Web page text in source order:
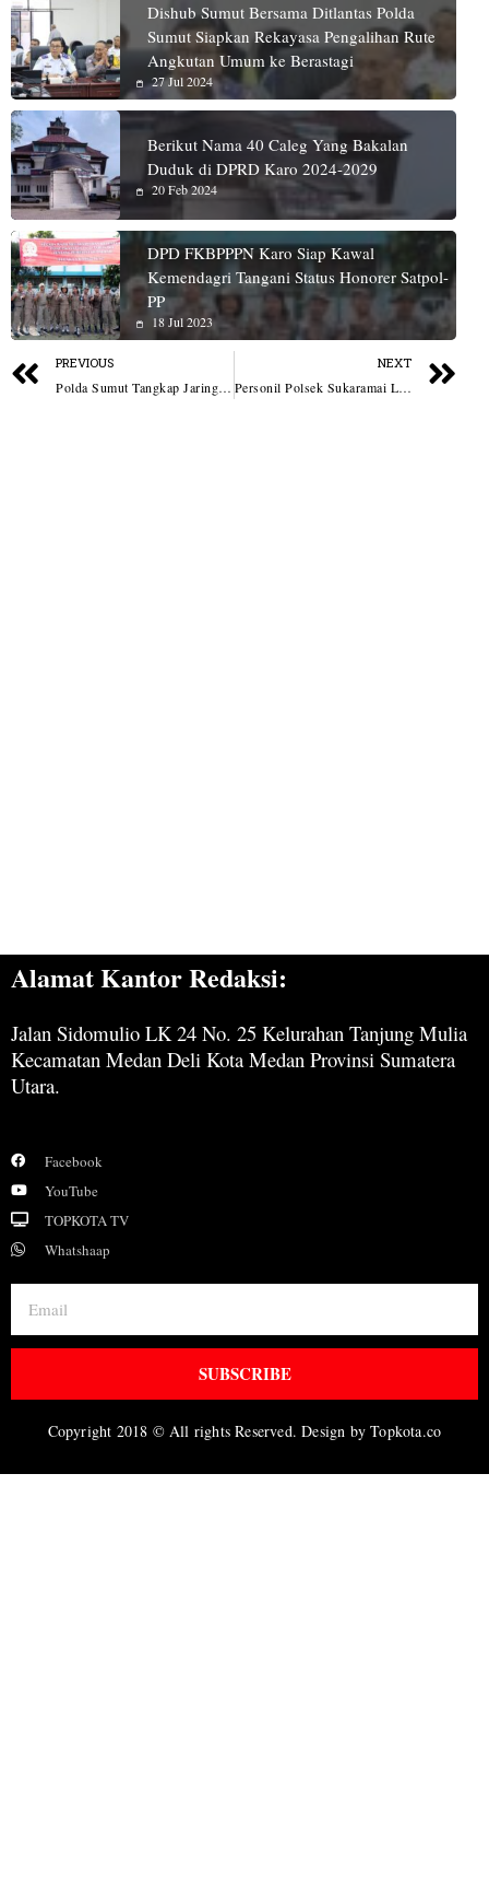
Dishub Sumut Bersama Ditlantas Polda
Sumut Siapkan Rekayasa Pengalihan Rute
Angkutan Umum ke Berastagi
27 Jul 2024
Berikut Nama 40 Caleg Yang Bakalan
Duduk di DPRD Karo 2024-2029
20 Feb 2024
DPD FKBPPPN Karo Siap Kawal
Kemendagri Tangani Status Honorer Satpol-
PP
18 Jul 2023
PREVIOUS
Polda Sumut Tangkap Jaringan Narkoba, Tangki Mobil Dimodifikasi Sembunyikan 13 Kg Sabu
NEXT
Personil Polsek Sukaramai Laksanakan Sholat Tarawih Bersama Masyarakat
Alamat Kantor Redaksi:
Jalan Sidomulio LK 24 No. 25 Kelurahan Tanjung Mulia
Kecamatan Medan Deli Kota Medan Provinsi Sumatera
Utara.
Facebook
YouTube
TOPKOTA TV
Whatshaap
SUBSCRIBE
Copyright 2018 © All rights Reserved. Design by Topkota.co